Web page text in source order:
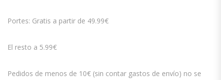
Portes: Gratis a partir de 49.99€
El resto a 5.99€
Pedidos de menos de 10€ (sin contar gastos de envío) no se